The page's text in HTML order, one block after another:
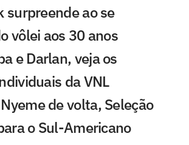
surpreende ao se
vôlei aos 30 anos
e Darlan, veja os
da VNL
de volta, Seleção
o Sul-Americano